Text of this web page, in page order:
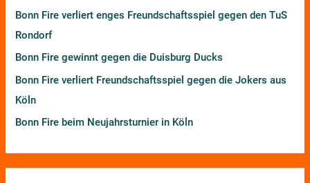
Bonn Fire verliert enges Freundschaftsspiel gegen den TuS
Rondorf
Bonn Fire gewinnt gegen die Duisburg Ducks
Bonn Fire verliert Freundschaftsspiel gegen die Jokers aus
Köln
Bonn Fire beim Neujahrsturnier in Köln